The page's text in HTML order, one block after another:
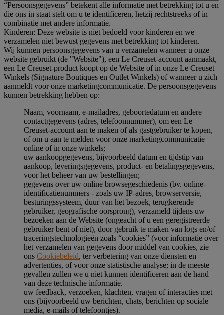
“Persoonsgegevens” betekent alle informatie met betrekking tot u en
die ons in staat stelt om u te identificeren, hetzij rechtstreeks of in
combinatie met andere informatie.
Kinderen: Deze website is niet bedoeld voor kinderen en we
verzamelen niet bewust gegevens met betrekking tot kinderen.
Wij kunnen persoonsgegevens van u verzamelen wanneer u onze
website gebruikt (de "Website"), een Le Creuset-account aanmaakt,
een Le Creuset-product koopt op de Website of in onze Le Creuset
Winkels (Signature Boutiques en Outlet Winkels) of wanneer u zich
aanmeldt voor onze marketingcommunicatie. De persoonsgegevens
kunnen betrekking hebben op:
Naam, voornaam, e-mailadres, geboortedatum en andere
contactgegevens (adres, telefoonnummer), om een Le
Creuset-account aan te maken of als gastgebruiker te kopen,
of om u aan te melden voor onze marketingcommunicatie
online of in onze winkels;
uw aankoopgegevens, bijvoorbeeld datum en tijdstip van
aankoop, leveringsgegevens, product- en betalingsgegevens,
voor het beheer van uw bestellingen;
gegevens over uw online browsegeschiedenis (bv. online-
identificatienummers - zoals uw IP-adres, browserversie,
besturingssysteem, duur van het bezoek, terugkerende
gebruiker, geografische oorsprong), verzameld tijdens uw
bezoeken aan de Website (ongeacht of u een geregistreerde
gebruiker bent of niet), door gebruik te maken van logs en/of
traceringstechnologieën zoals “cookies” (voor informatie over
het verzamelen van gegevens door middel van cookies, zie
ons Cookiebeleid, ter verbetering van onze diensten en
advertenties, of voor onze statistische analyse; in de meeste
gevallen zullen we u niet kunnen identificeren aan de hand
van deze technische informatie.
uw feedback, verzoeken, klachten, vragen of interacties met
ons (bijvoorbeeld uw berichten, chats, berichten op sociale
media, e-mails of telefoontjes).